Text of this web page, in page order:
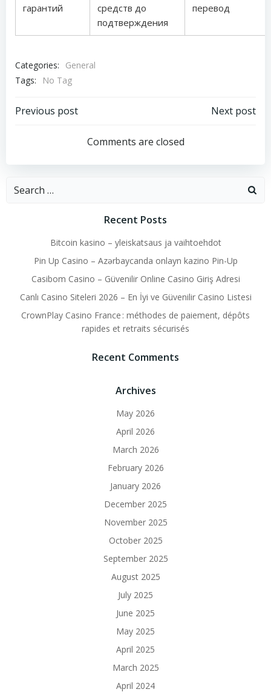
гарантий
средств до
подтверждения
перевод
Categories:
General
Tags:
No Tag
Post
navigation
Previous post
navigation
Next post
Comments are closed
Search
Recent Posts
Bitcoin kasino – yleiskatsaus ja vaihtoehdot
Pin Up Casino – Azərbaycanda onlayn kazino Pin-Up
Casibom Casino – Güvenilir Online Casino Giriş Adresi
Canlı Casino Siteleri 2026 – En İyi ve Güvenilir Casino Listesi
CrownPlay Casino France : méthodes de paiement, dépôts
rapides et retraits sécurisés
Recent Comments
Archives
May 2026
April 2026
March 2026
February 2026
January 2026
December 2025
November 2025
October 2025
September 2025
August 2025
July 2025
June 2025
May 2025
April 2025
March 2025
April 2024